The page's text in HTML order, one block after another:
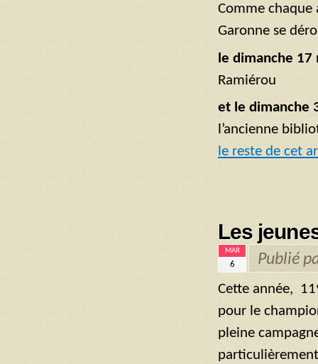
Comme
Garonne se
le dimanche 17
Ramiérou
et le dimanche
l’ancienne
le reste de cet
Les
MAR
6 Publié
Cette année,
pour le
pleine